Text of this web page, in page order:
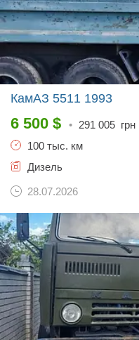
КамАЗ 5511 1993
6 500 $ • 291 005 грн
100 тыс. км
Дизель
28.07.2026